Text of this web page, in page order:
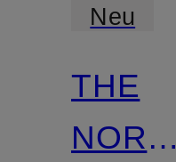
Neu
THE
NORTH